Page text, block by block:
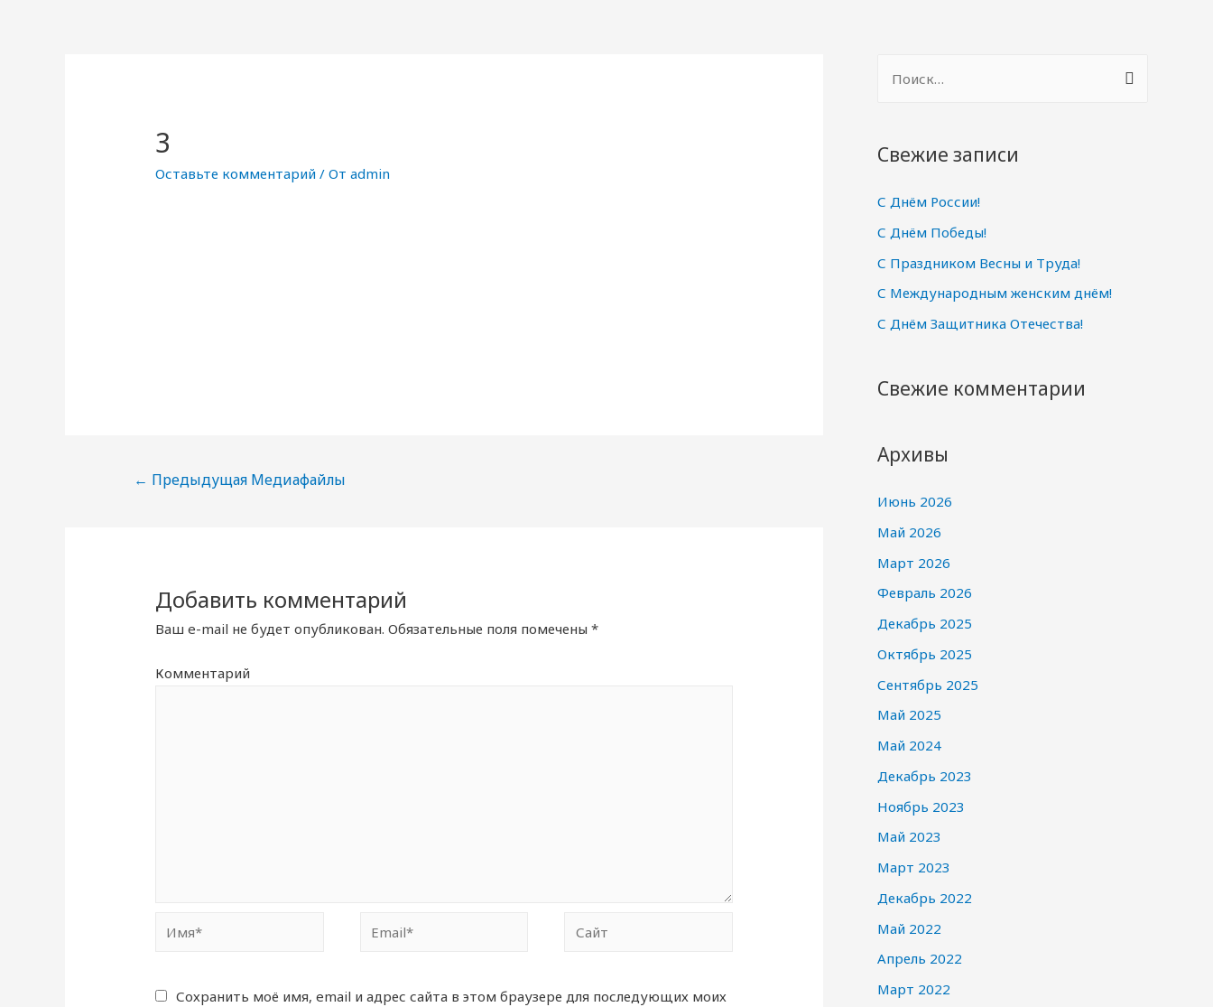
3
Оставьте комментарий / От admin
Навигация
← Предыдущая Медиафайлы
Добавить комментарий
Ваш e-mail не будет опубликован. Обязательные поля помечены*
Комментарий
Сохранить моё имя, email и адрес сайта в этом браузере для последующих моих
т
:
Свежие записи
С Днём России!
С Днём Победы!
С Праздником Весны и Труда!
С Международным женским днём!
С Днём Защитника Отечества!
Свежие комментарии
Архивы
Июнь 2026
Май 2026
Март 2026
Февраль 2026
Декабрь 2025
Октябрь 2025
Сентябрь 2025
Май 2025
Май 2024
Декабрь 2023
Ноябрь 2023
Май 2023
Март 2023
Декабрь 2022
Май 2022
Апрель 2022
Март 2022